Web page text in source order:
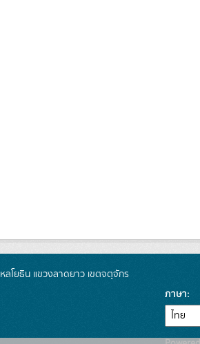
โยธิน แขวงลาดยาว เขตจตุจักร
ภาษา